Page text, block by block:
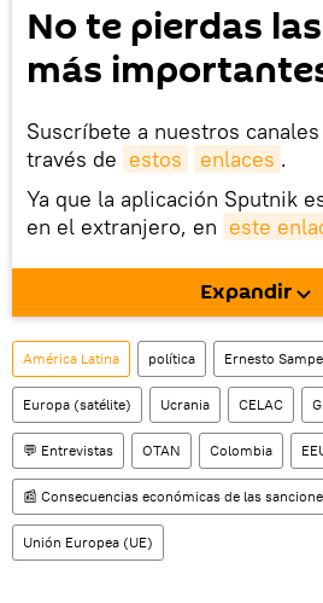
No te pierdas
más
Suscríbete a nuestros
través de estos enlaces .
Ya que la aplicación Sputnik
en el extranjero, en este
móvil (¡solo para Android!).
También tenemos una cuenta
social rusa VK .
Expandir
América Latina política Ernesto
Europa (satélite) Ucrania CELAC
💬 Entrevistas OTAN Colombia
📰 Consecuencias económicas de las
Unión Europea (UE)